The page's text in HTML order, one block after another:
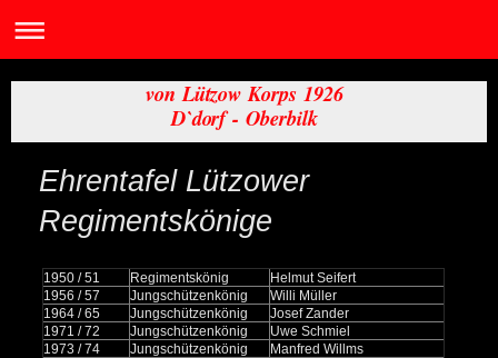
von Lützow Korps 1926
D`dorf - Oberbilk
Ehrentafel Lützower
Regimentskönige
1950 / 51 Regimentskönig
Helmut Seifert
1956 / 57
Jungschützenkönig
Willi Müller
1964 / 65
Jungschützenkönig
Josef Zander
1971 / 72
Jungschützenkönig
Uwe Schmiel
1973 / 74
Jungschützenkönig
Manfred Willms